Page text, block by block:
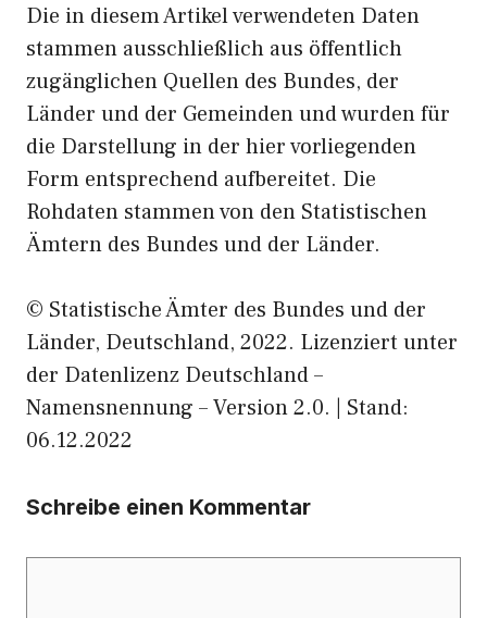
Die in diesem Artikel verwendeten Daten
stammen ausschließlich aus öffentlich
zugänglichen Quellen des Bundes, der
Länder und der Gemeinden und wurden für
die Darstellung in der hier vorliegenden
Form entsprechend aufbereitet. Die
Rohdaten stammen von den Statistischen
Ämtern des Bundes und der Länder.
© Statistische Ämter des Bundes und der
Länder, Deutschland, 2022. Lizenziert unter
der Datenlizenz Deutschland –
Namensnennung – Version 2.0. | Stand:
06.12.2022
Schreibe einen Kommentar